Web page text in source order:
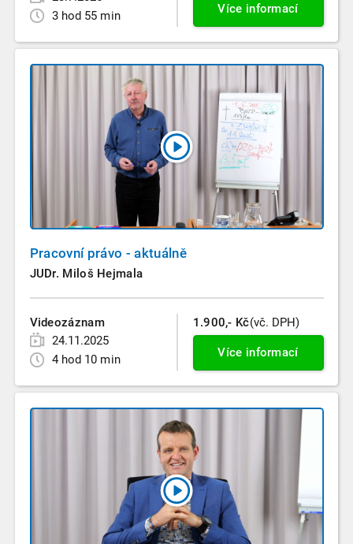
3 hod 55 min
Více informací
Pracovní právo - aktuálně
JUDr. Miloš Hejmala
Videozáznam
24.11.2025
4 hod 10 min
1.900,- Kč(vč. DPH)
Více informací